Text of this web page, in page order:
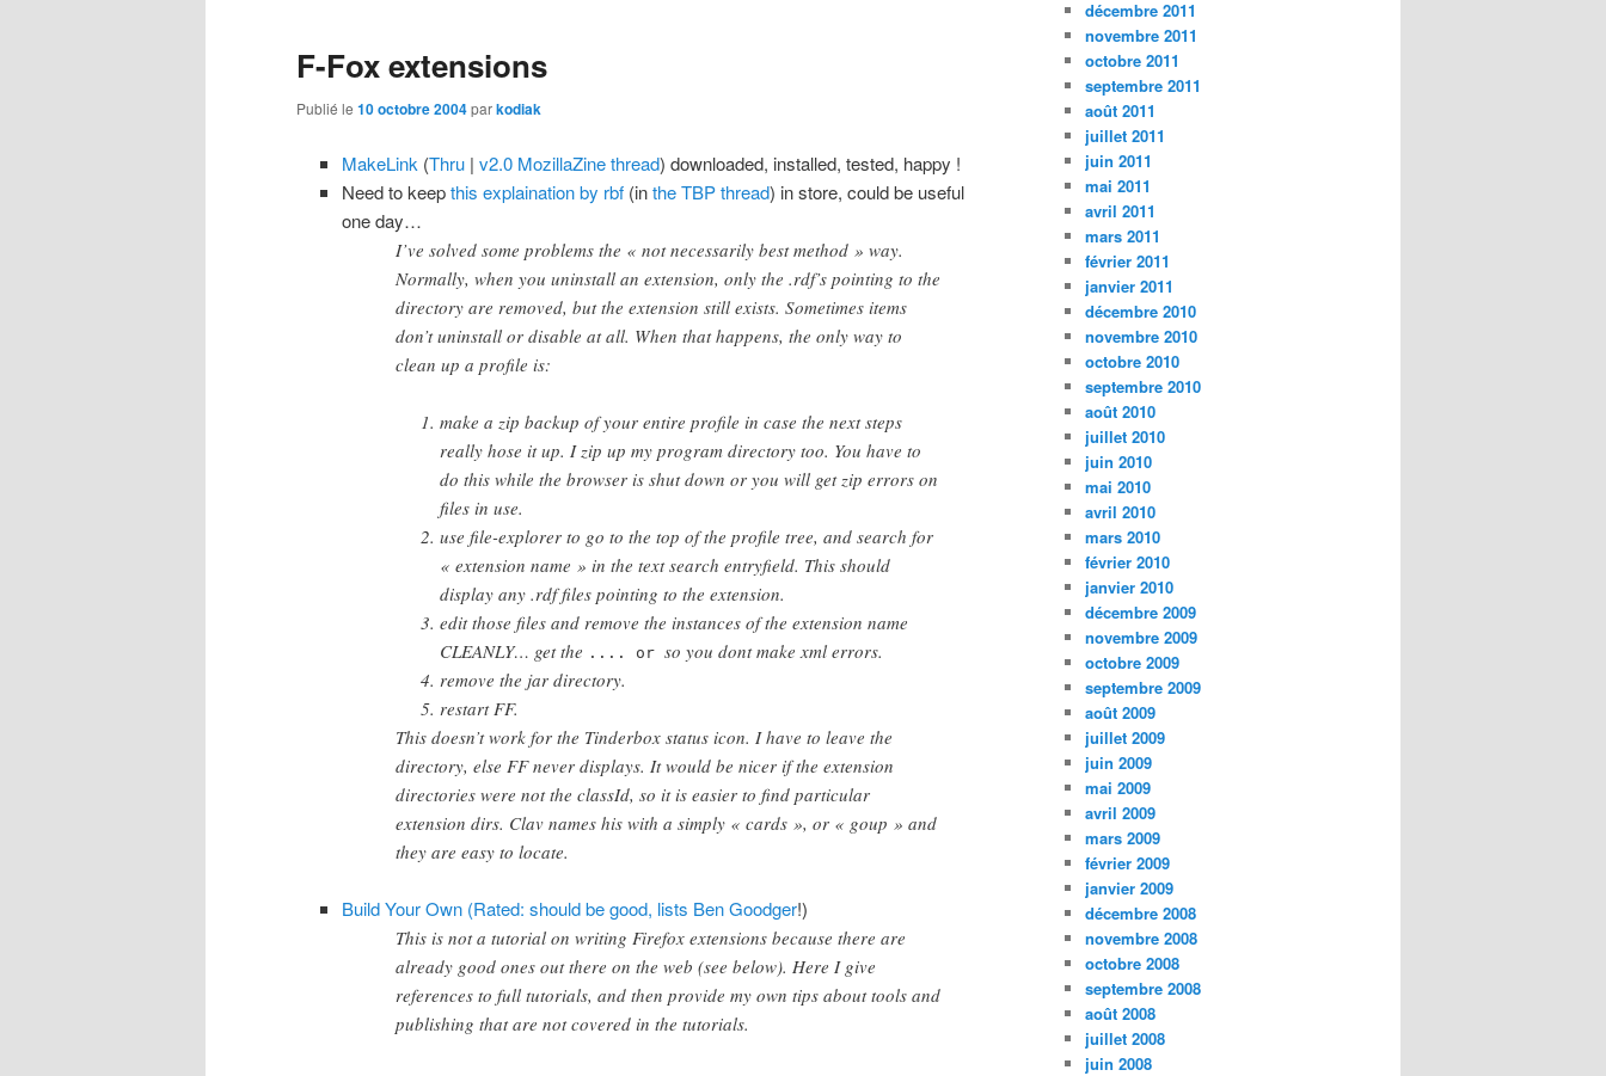
F-Fox extensions
Publié le 10 octobre 2004parkodiak
MakeLink (Thru| v2.0 MozillaZine thread) downloaded, installed, tested, happy !
Need to keepthis explaination by rbf(inthe TBP thread) in store, could be useful
one day…
I’ve solved some problems the « not necessarily best method » way.
Normally, when you uninstall an extension, only the .rdf’s pointing to the
directory are removed, but the extension still exists. Sometimes items
don’t uninstall or disable at all. When that happens, the only way to
clean up a profile is:
make a zip backup of your entire profile in case the next steps
really hose it up. I zip up my program directory too. You have to
do this while the browser is shut down or you will get zip errors on
files in use.
use file-explorer to go to the top of the profile tree, and search for
« extension name » in the text search entryfield. This should
display any .rdf files pointing to the extension.
edit those files and remove the instances of the extension name
CLEANLY… get the .... or so you dont make xml errors.
remove the jar directory.
restart FF.
This doesn’t work for the Tinderbox status icon. I have to leave the
directory, else FF never displays. It would be nicer if the extension
directories were not the classId, so it is easier to find particular
extension dirs. Clav names his with a simply « cards », or « goup » and
they are easy to locate.
Build Your Own (Rated: should be good, lists Ben Goodger!)
This is not a tutorial on writing Firefox extensions because there are
already good ones out there on the web (see below). Here I give
references to full tutorials, and then provide my own tips about tools and
publishing that are not covered in the tutorials.
décembre 2011
novembre 2011
octobre 2011
septembre 2011
août 2011
juillet 2011
juin 2011
mai 2011
avril 2011
mars 2011
février 2011
janvier 2011
décembre 2010
novembre 2010
octobre 2010
septembre 2010
août 2010
juillet 2010
juin 2010
mai 2010
avril 2010
mars 2010
février 2010
janvier 2010
décembre 2009
novembre 2009
octobre 2009
septembre 2009
août 2009
juillet 2009
juin 2009
mai 2009
avril 2009
mars 2009
février 2009
janvier 2009
décembre 2008
novembre 2008
octobre 2008
septembre 2008
août 2008
juillet 2008
juin 2008